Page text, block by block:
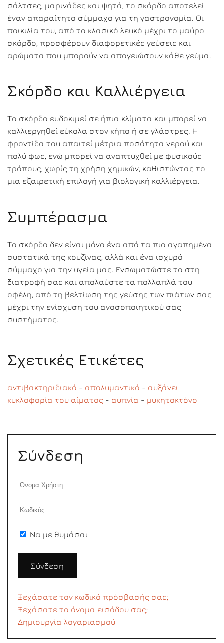
σάλτσες, μαρινάδες και ψητά, το σκόρδο αποτελεί
έναν απαραίτητο σύμμαχο για τη γαστρονομία. Οι
ποικιλία του, από το κλασικό λευκό μέχρι το μαύρο
σκόρδο, προσφέρουν διαφορετικές γεύσεις και
αρώματα που μπορούν να απογειώσουν κάθε γεύμα.
Σκόρδο και Καλλιέργεια
Το σκόρδο ευδοκιμεί σε ήπια κλίματα και μπορεί να
καλλιεργηθεί εύκολα στον κήπο ή σε γλάστρες. Η
φροντίδα του απαιτεί μέτρια ποσότητα νερού και
πολύ φως, ενώ μπορεί να αναπτυχθεί με φυσικούς
τρόπους, χωρίς τη χρήση χημικών, καθιστώντας το
μια εξαιρετική επιλογή για βιολογική καλλιέργεια.
Συμπέρασμα
Το σκόρδο δεν είναι μόνο ένα από τα πιο αγαπημένα
συστατικά της κουζίνας, αλλά και ένα ισχυρό
σύμμαχο για την υγεία μας. Ενσωματώστε το στη
διατροφή σας και απολαύστε τα πολλαπλά του
οφέλη, από τη βελτίωση της γεύσης των πιάτων σας
μέχρι την ενίσχυση του ανοσοποιητικού σας
συστήματος.
Σχετικές Ετικέτες
αντιβακτηριδιακό - απολυμαντικό - αυξάνει
κυκλοφορία του αίματος - αυπνία - μυκητοκτόνο
Σύνδεση
Να με θυμάσαι
Σύνδεση
Ξεχάσατε τον κωδικό πρόσβασής σας;
Ξεχάσατε το όνομα εισόδου σας;
Δημιουργία λογαριασμού